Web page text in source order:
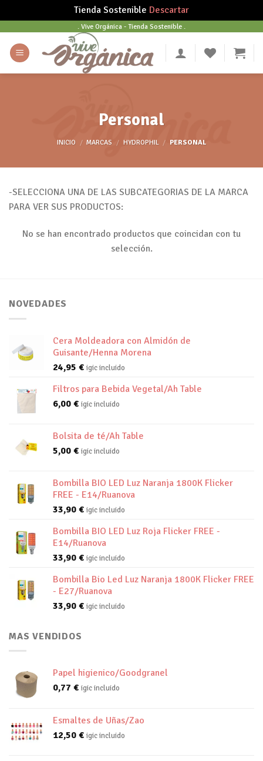
Tienda Sostenible Descartar
content
. Vive Orgánica - Tienda Sostenible .
Personal
INICIO / MARCAS / HYDROPHIL / PERSONAL
-SELECCIONA UNA DE LAS SUBCATEGORIAS DE LA MARCA
PARA VER SUS PRODUCTOS:
No se han encontrado productos que coincidan con tu
selección.
NOVEDADES
Cera Moldeadora con Almidón de
Guisante/Henna Morena
24,95 € igic incluido
Filtros para Bebida Vegetal/Ah Table
6,00 € igic incluido
Bolsita de té/Ah Table
5,00 € igic incluido
Bombilla BIO LED Luz Naranja 1800K Flicker
FREE - E14/Ruanova
33,90 € igic incluido
Bombilla BIO LED Luz Roja Flicker FREE -
E14/Ruanova
33,90 € igic incluido
Bombilla Bio Led Luz Naranja 1800K Flicker FREE
- E27/Ruanova
33,90 € igic incluido
MAS VENDIDOS
Papel higienico/Goodgranel
0,77 € igic incluido
Esmaltes de Uñas/Zao
12,50 € igic incluido